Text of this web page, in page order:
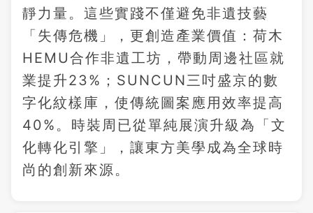
靜力量。這些實踐不僅避免非遺技藝
「失傳危機」，更創造產業價值：荷木
HEMU合作非遺工坊，帶動周邊社區就
業提升23%；SUNCUN三吋盛京的數
字化紋樣庫，使傳統圖案應用效率提高
40%。時裝周已從單純展演升級為「文
化轉化引擎」，讓東方美學成為全球時
尚的創新來源。